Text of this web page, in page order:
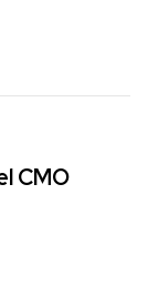
CMO